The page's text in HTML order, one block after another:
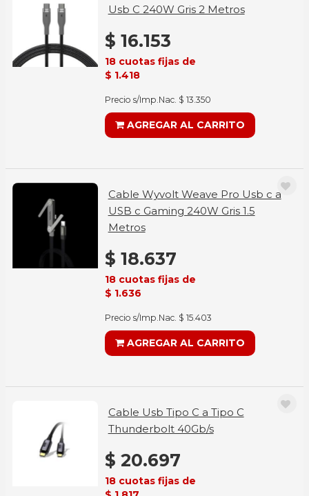
Usb C 240W Gris 2 Metros
$ 16.153
18 cuotas fijas de
$ 1.418
Precio s/Imp.Nac. $ 13.350
AGREGAR AL CARRITO
Cable Wyvolt Weave Pro Usb c a
USB c Gaming 240W Gris 1.5
Metros
$ 18.637
18 cuotas fijas de
$ 1.636
Precio s/Imp.Nac. $ 15.403
AGREGAR AL CARRITO
Cable Usb Tipo C a Tipo C
Thunderbolt 40Gb/s
$ 20.697
18 cuotas fijas de